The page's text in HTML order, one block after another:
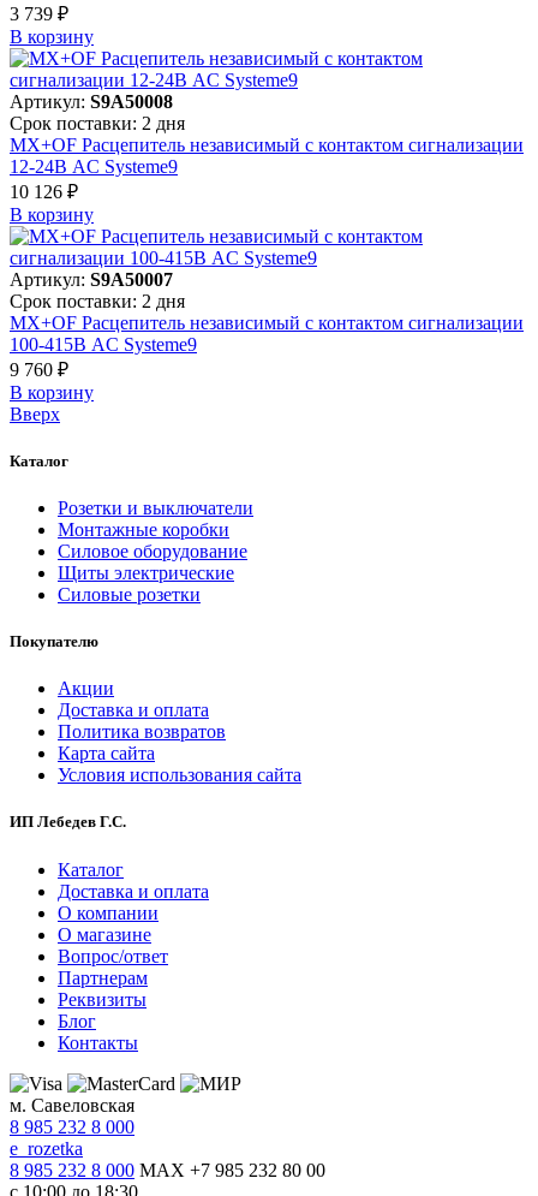
3 739 ₽
В корзинy
Артикул: S9A50008
Срок поставки: 2 дня
MX+OF Расцепитель независимый с контактом сигнализации
12-24В AC Systeme9
10 126 ₽
В корзинy
Артикул: S9A50007
Срок поставки: 2 дня
MX+OF Расцепитель независимый с контактом сигнализации
100-415В AC Systeme9
9 760 ₽
В корзинy
Вверх
Каталог
Розетки и выключатели
Монтажные коробки
Силовое оборудование
Щиты электрические
Силовые розетки
Покупателю
Акции
Доставка и оплата
Политика возвратов
Карта сайта
Условия использования сайта
ИП Лебедев Г.С.
Каталог
Доставка и оплата
О компании
О магазине
Вопрос/ответ
Партнерам
Реквизиты
Блог
Контакты
м. Савеловская
8 985 232 8 000
e_rozetka
8 985 232 8 000 MAX +7 985 232 80 00
с 10:00 до 18:30